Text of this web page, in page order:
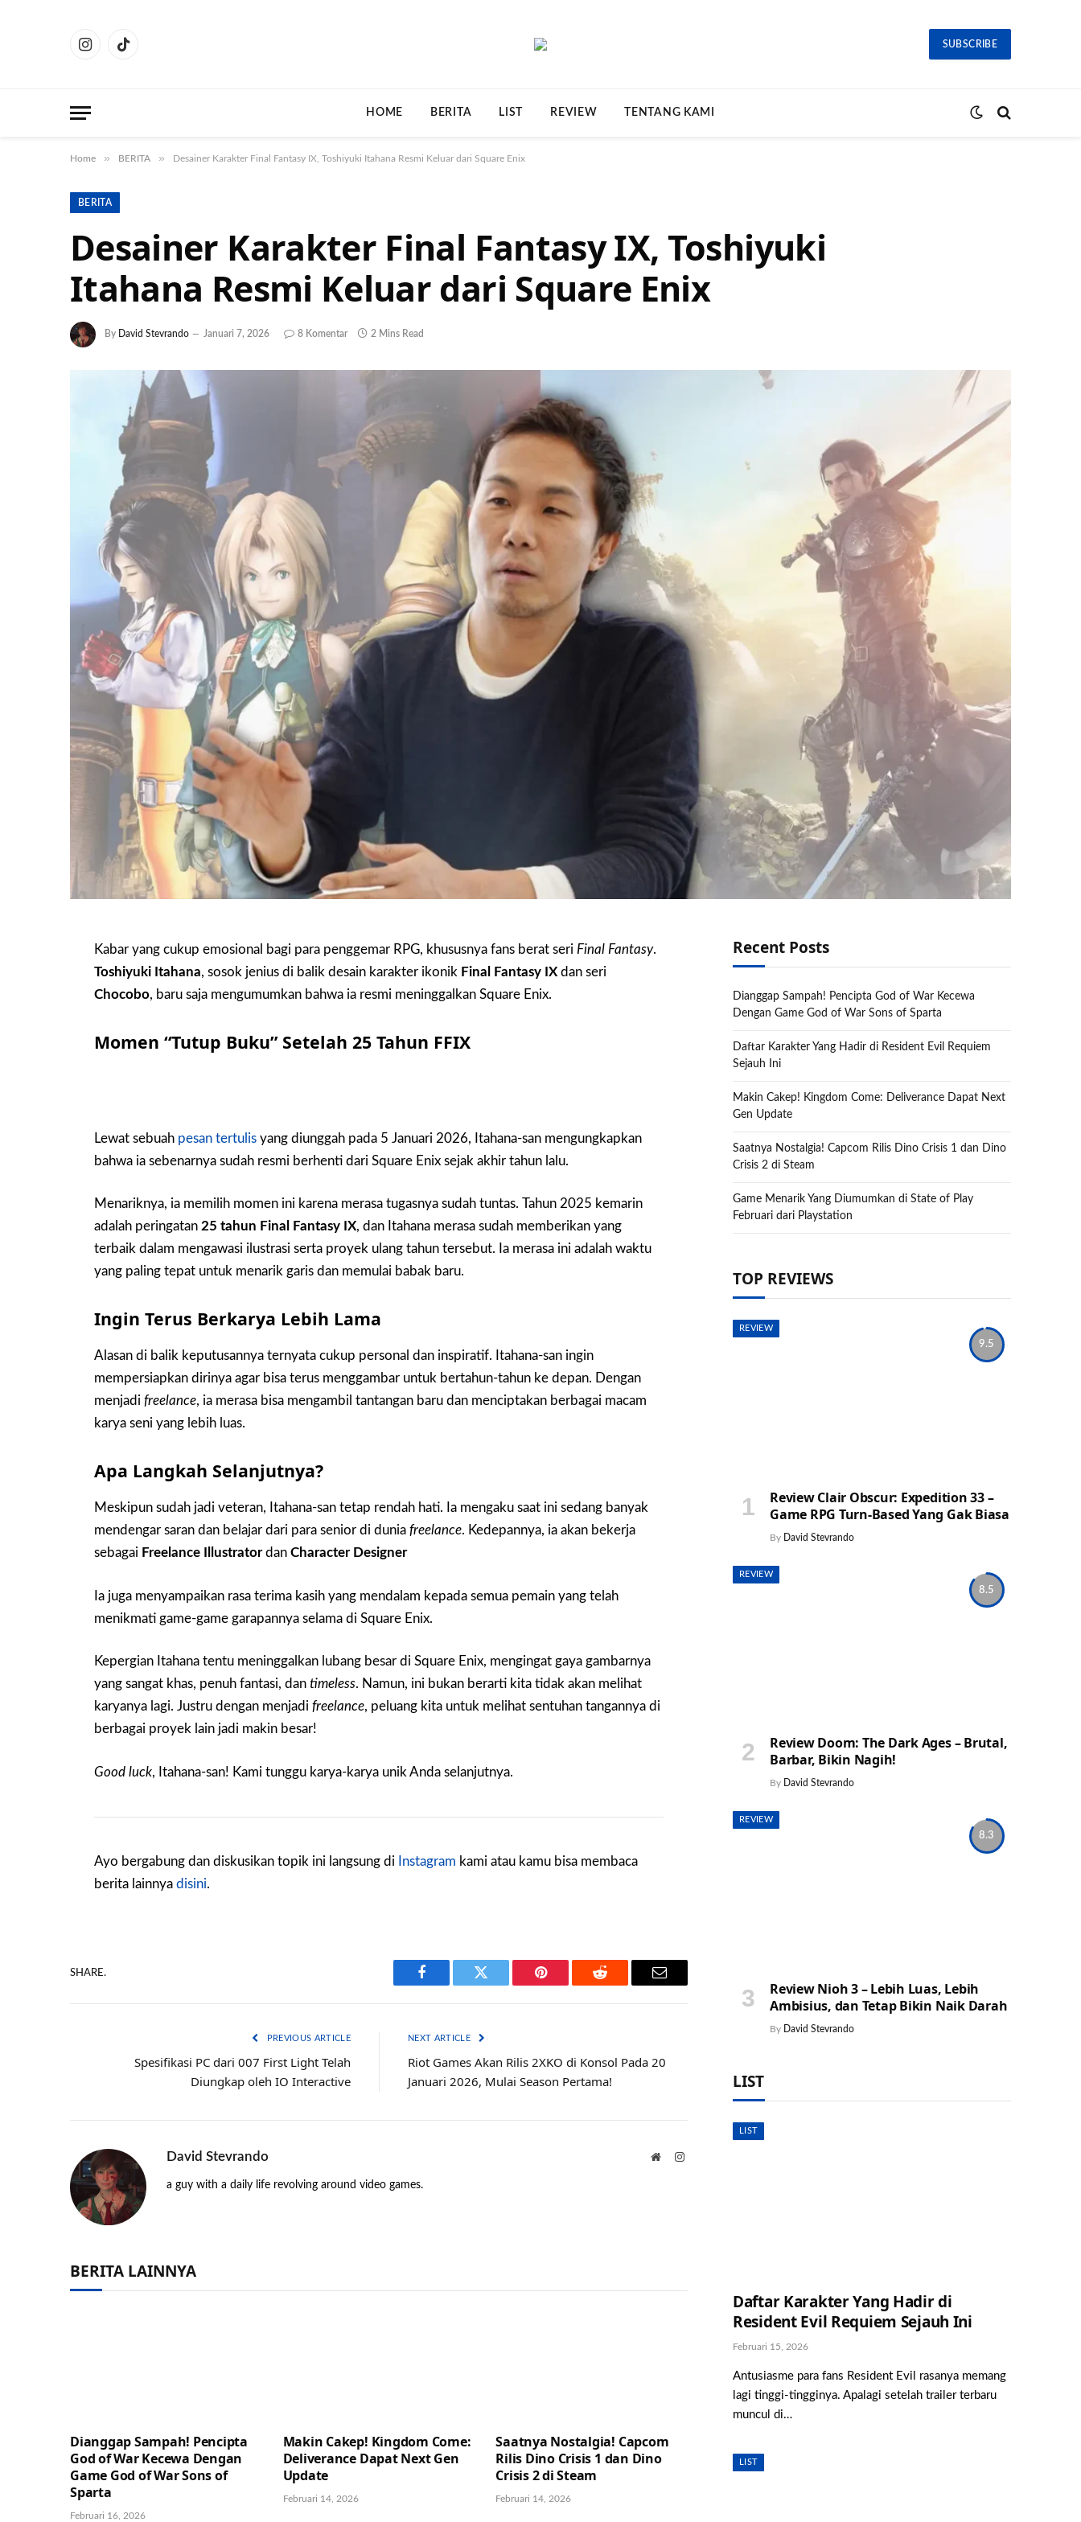
InstagramTikTok
SUBSCRIBE
HOME BERITA LIST REVIEW TENTANG KAMI
Home » BERITA » Desainer Karakter Final Fantasy IX, Toshiyuki Itahana Resmi Keluar dari Square Enix
BERITA
Desainer Karakter Final Fantasy IX, Toshiyuki
Itahana Resmi Keluar dari Square Enix
By David Stevrando Januari 7, 2026 8 Komentar 2 Mins Read
Kabar yang cukup emosional bagi para penggemar RPG, khususnya fans berat seri Final Fantasy.
Toshiyuki Itahana, sosok jenius di balik desain karakter ikonik Final Fantasy IX dan seri
Chocobo, baru saja mengumumkan bahwa ia resmi meninggalkan Square Enix.
Momen “Tutup Buku” Setelah 25 Tahun FFIX
Lewat sebuah pesan tertulis yang diunggah pada 5 Januari 2026, Itahana-san mengungkapkan
bahwa ia sebenarnya sudah resmi berhenti dari Square Enix sejak akhir tahun lalu.
Menariknya, ia memilih momen ini karena merasa tugasnya sudah tuntas. Tahun 2025 kemarin
adalah peringatan25 tahun Final Fantasy IX, dan Itahana merasa sudah memberikan yang
terbaik dalam mengawasi ilustrasi serta proyek ulang tahun tersebut. Ia merasa ini adalah waktu
yang paling tepat untuk menarik garis dan memulai babak baru.
Ingin Terus Berkarya Lebih Lama
Alasan di balik keputusannya ternyata cukup personal dan inspiratif. Itahana-san ingin
mempersiapkan dirinya agar bisa terus menggambar untuk bertahun-tahun ke depan. Dengan
menjadifreelance, ia merasa bisa mengambil tantangan baru dan menciptakan berbagai macam
karya seni yang lebih luas.
Apa Langkah Selanjutnya?
Meskipun sudah jadi veteran, Itahana-san tetap rendah hati. Ia mengaku saat ini sedang banyak
mendengar saran dan belajar dari para senior di duniafreelance. Kedepannya, ia akan bekerja
sebagai Freelance IllustratordanCharacter Designer
Ia juga menyampaikan rasa terima kasih yang mendalam kepada semua pemain yang telah
menikmati game-game garapannya selama di Square Enix.
Kepergian Itahana tentu meninggalkan lubang besar di Square Enix, mengingat gaya gambarnya
yang sangat khas, penuh fantasi, dantimeless. Namun, ini bukan berarti kita tidak akan melihat
karyanya lagi. Justru dengan menjadifreelance, peluang kita untuk melihat sentuhan tangannya di
berbagai proyek lain jadi makin besar!
Good luck, Itahana-san! Kami tunggu karya-karya unik Anda selanjutnya.
Ayo bergabung dan diskusikan topik ini langsung di Instagram kami atau kamu bisa membaca
berita lainnyadisini.
SHARE.
Facebook Twitter Pinterest Reddit Email
PREVIOUS ARTICLE
Spesifikasi PC dari 007 First Light Telah
Diungkap oleh IO Interactive
NEXT ARTICLE
Riot Games Akan Rilis 2XKO di Konsol Pada 20
Januari 2026, Mulai Season Pertama!
David Stevrando WebsiteInstagram
a guy with a daily life revolving around video games.
BERITA LAINNYA
Dianggap Sampah! Pencipta
God of War Kecewa Dengan
Game God of War Sons of
Sparta
Februari 16, 2026
Makin Cakep! Kingdom Come:
Deliverance Dapat Next Gen
Update
Februari 14, 2026
Saatnya Nostalgia! Capcom
Rilis Dino Crisis 1 dan Dino
Crisis 2 di Steam
Februari 14, 2026
Recent Posts
Dianggap Sampah! Pencipta God of War Kecewa
Dengan Game God of War Sons of Sparta
Daftar Karakter Yang Hadir di Resident Evil Requiem
Sejauh Ini
Makin Cakep! Kingdom Come: Deliverance Dapat Next
Gen Update
Saatnya Nostalgia! Capcom Rilis Dino Crisis 1 dan Dino
Crisis 2 di Steam
Game Menarik Yang Diumumkan di State of Play
Februari dari Playstation
TOP REVIEWS
9.5
REVIEW
Review Clair Obscur: Expedition 33 –
Game RPG Turn-Based Yang Gak Biasa
By David Stevrando
8.5
REVIEW
Review Doom: The Dark Ages – Brutal,
Barbar, Bikin Nagih!
By David Stevrando
8.3
REVIEW
Review Nioh 3 – Lebih Luas, Lebih
Ambisius, dan Tetap Bikin Naik Darah
By David Stevrando
LIST
LIST
Daftar Karakter Yang Hadir di
Resident Evil Requiem Sejauh Ini
Februari 15, 2026
Antusiasme para fans Resident Evil rasanya memang
lagi tinggi-tingginya. Apalagi setelah trailer terbaru
muncul di…
LIST